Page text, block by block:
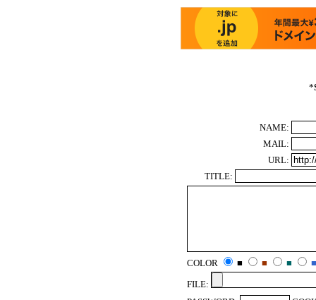
*
NAME:
MAIL:
URL:
TITLE:
COLOR ■ ■ ■
■
FILE: